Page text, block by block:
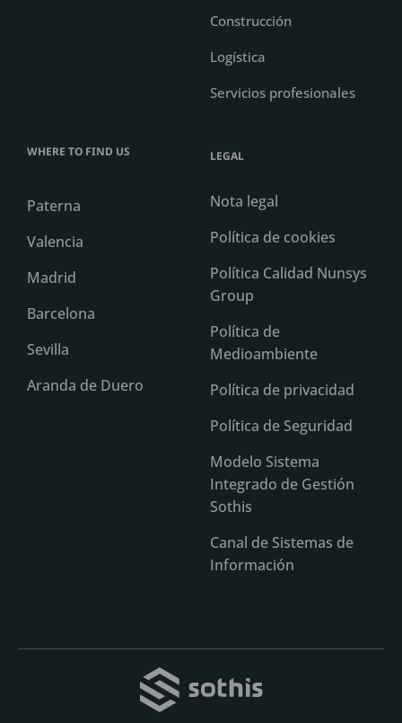
Construcción
Logística
Servicios profesionales
WHERE TO FIND US
Paterna
Valencia
Madrid
Barcelona
Sevilla
Aranda de Duero
LEGAL
Nota legal
Política de cookies
Política Calidad Nunsys
Group
Política de
Medioambiente
Política de privacidad
Política de Seguridad
Modelo Sistema
Integrado de Gestión
Sothis
Canal de Sistemas de
Información